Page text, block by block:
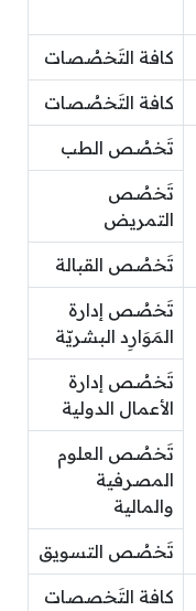
كافة التَخصُصات
كافة التَخصُصات
تَخصُص الطب
تَخصُص
التمريض
تَخصُص القبالة
تَخصُص إدارة
المَوَارِد البشريّة
تَخصُص إدارة
الأعمال الدولية
تَخصُص العلوم
المصرفية
والمالية
تَخصُص التسويق
كافة التَخصصات